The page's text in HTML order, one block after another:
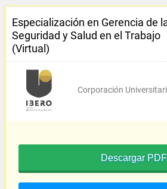
Especialización en Gerencia de
Seguridad y Salud en el Trabajo
(Virtual)
Corporación
Descargar PDF